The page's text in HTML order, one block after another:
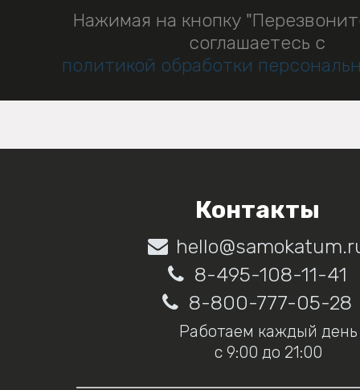
Нажимая на кнопку
соглашаетесь с
политикой обработки
Контакты
8-495-108-11-41
8-800-777-05-28
Работаем каждый день
с 9:00 до 21:00